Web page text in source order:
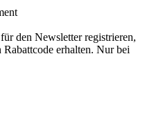
den Newsletter registrieren,
erhalten. Nur bei